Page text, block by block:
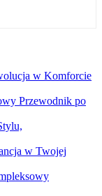
w Komforcie
Przewodnik po
w Twojej